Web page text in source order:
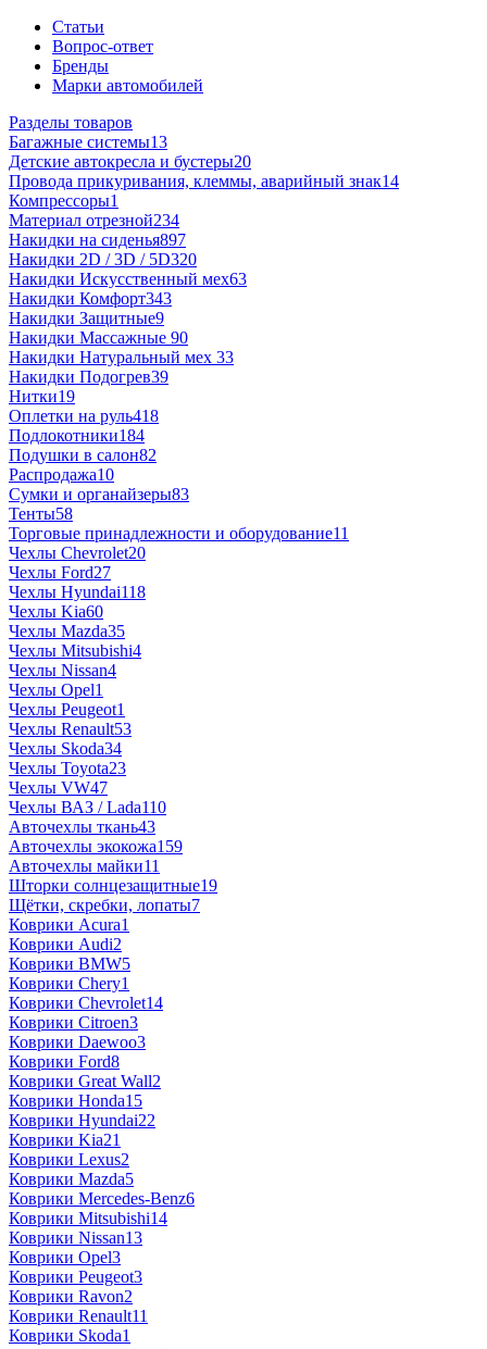
Статьи
Вопрос-ответ
Бренды
Марки автомобилей
Разделы товаров
Багажные системы13
Детские автокресла и бустеры20
Провода прикуривания, клеммы, аварийный знак14
Компрессоры1
Материал отрезной234
Накидки на сиденья897
Накидки 2D / 3D / 5D320
Накидки Искусственный мех63
Накидки Комфорт343
Накидки Защитные9
Накидки Массажные 90
Накидки Натуральный мех 33
Накидки Подогрев39
Нитки19
Оплетки на руль418
Подлокотники184
Подушки в салон82
Распродажа10
Сумки и органайзеры83
Тенты58
Торговые принадлежности и оборудование11
Чехлы Chevrolet20
Чехлы Ford27
Чехлы Hyundai118
Чехлы Kia60
Чехлы Mazda35
Чехлы Mitsubishi4
Чехлы Nissan4
Чехлы Opel1
Чехлы Peugeot1
Чехлы Renault53
Чехлы Skoda34
Чехлы Toyota23
Чехлы VW47
Чехлы ВАЗ / Lada110
Авточехлы ткань43
Авточехлы экокожа159
Авточехлы майки11
Шторки солнцезащитные19
Щётки, скребки, лопаты7
Коврики Acura1
Коврики Audi2
Коврики BMW5
Коврики Chery1
Коврики Chevrolet14
Коврики Citroen3
Коврики Daewoo3
Коврики Ford8
Коврики Great Wall2
Коврики Honda15
Коврики Hyundai22
Коврики Kia21
Коврики Lexus2
Коврики Mazda5
Коврики Mercedes-Benz6
Коврики Mitsubishi14
Коврики Nissan13
Коврики Opel3
Коврики Peugeot3
Коврики Ravon2
Коврики Renault11
Коврики Skoda1